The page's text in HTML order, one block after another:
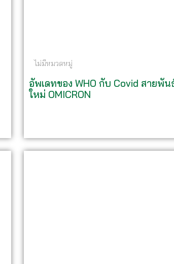
ไม่มีหมวดหมู่
อัพเดทของ WHO กับ Covid สายพัน
ใหม่ OMICRON